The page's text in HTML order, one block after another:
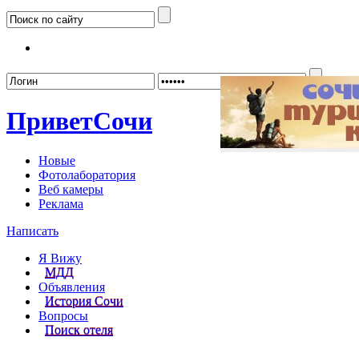
ПриветСочи
Новые
Фотолаборатория
Веб камеры
Реклама
Написать
Я Вижу
МДД
Объявления
История Сочи
Вопросы
Поиск отеля